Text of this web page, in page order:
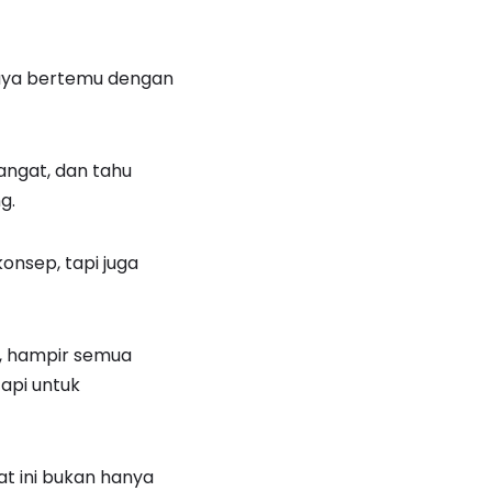
bertemu dengan
dan tahu
tapi juga
hampir semua
untuk
ini bukan hanya